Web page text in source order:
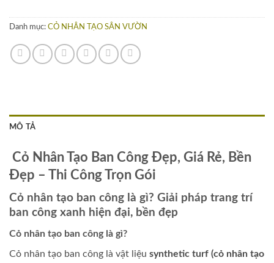
Danh mục: CỎ NHÂN TẠO SÂN VƯỜN
MÔ TẢ
Cỏ Nhân Tạo Ban Công Đẹp, Giá Rẻ, Bền
Đẹp – Thi Công Trọn Gói
Cỏ nhân tạo ban công là gì? Giải pháp trang trí
ban công xanh hiện đại, bền đẹp
Cỏ nhân tạo ban công là gì?
Cỏ nhân tạo ban công là vật liệu synthetic turf (cỏ nhân tạo